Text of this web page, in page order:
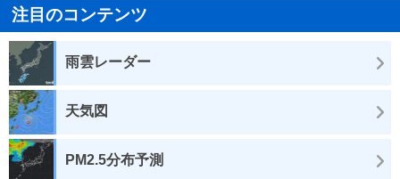
注目のコンテンツ
雨雲レーダー
天気図
PM2.5分布予測